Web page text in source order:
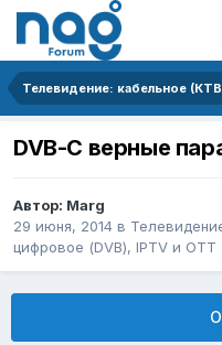
DVB-C верные
Автор: Marg
29 июня, 2014 в
цифровое (DVB), IPTV и OTT